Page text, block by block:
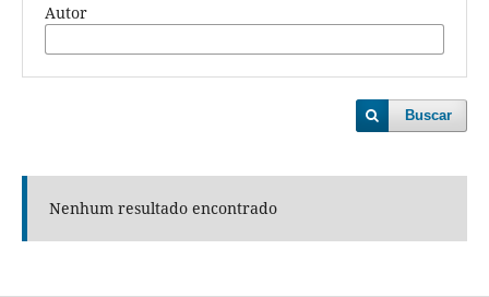
Autor
Buscar
Nenhum resultado encontrado